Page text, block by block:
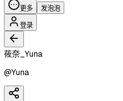
更多 发泡泡
登录
莜奈_Yuna
@Yuna